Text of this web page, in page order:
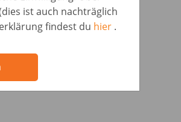
ist auch nachträglich
findest du hier .